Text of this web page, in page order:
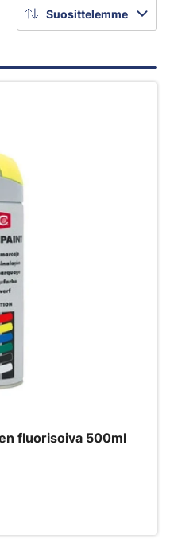
Suosittelemme
fluorisoiva 500ml